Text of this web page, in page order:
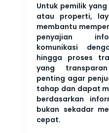
Untuk pemilik
atau properti,
membantu
penyajian
komunikasi
hingga proses
yang
penting agar
tahap dan dapat
berdasarkan
bukan sekadar
cepat.